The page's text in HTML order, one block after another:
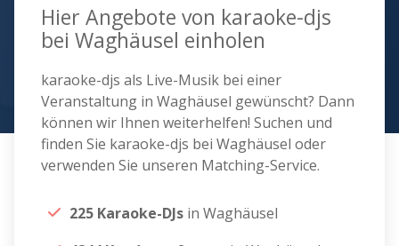
Hier Angebote von karaoke-djs
bei Waghäusel einholen
karaoke-djs als Live-Musik bei einer
Veranstaltung in Waghäusel gewünscht? Dann
können wir Ihnen weiterhelfen! Suchen und
finden Sie karaoke-djs bei Waghäusel oder
verwenden Sie unseren Matching-Service.
225 Karaoke-DJs in Waghäusel